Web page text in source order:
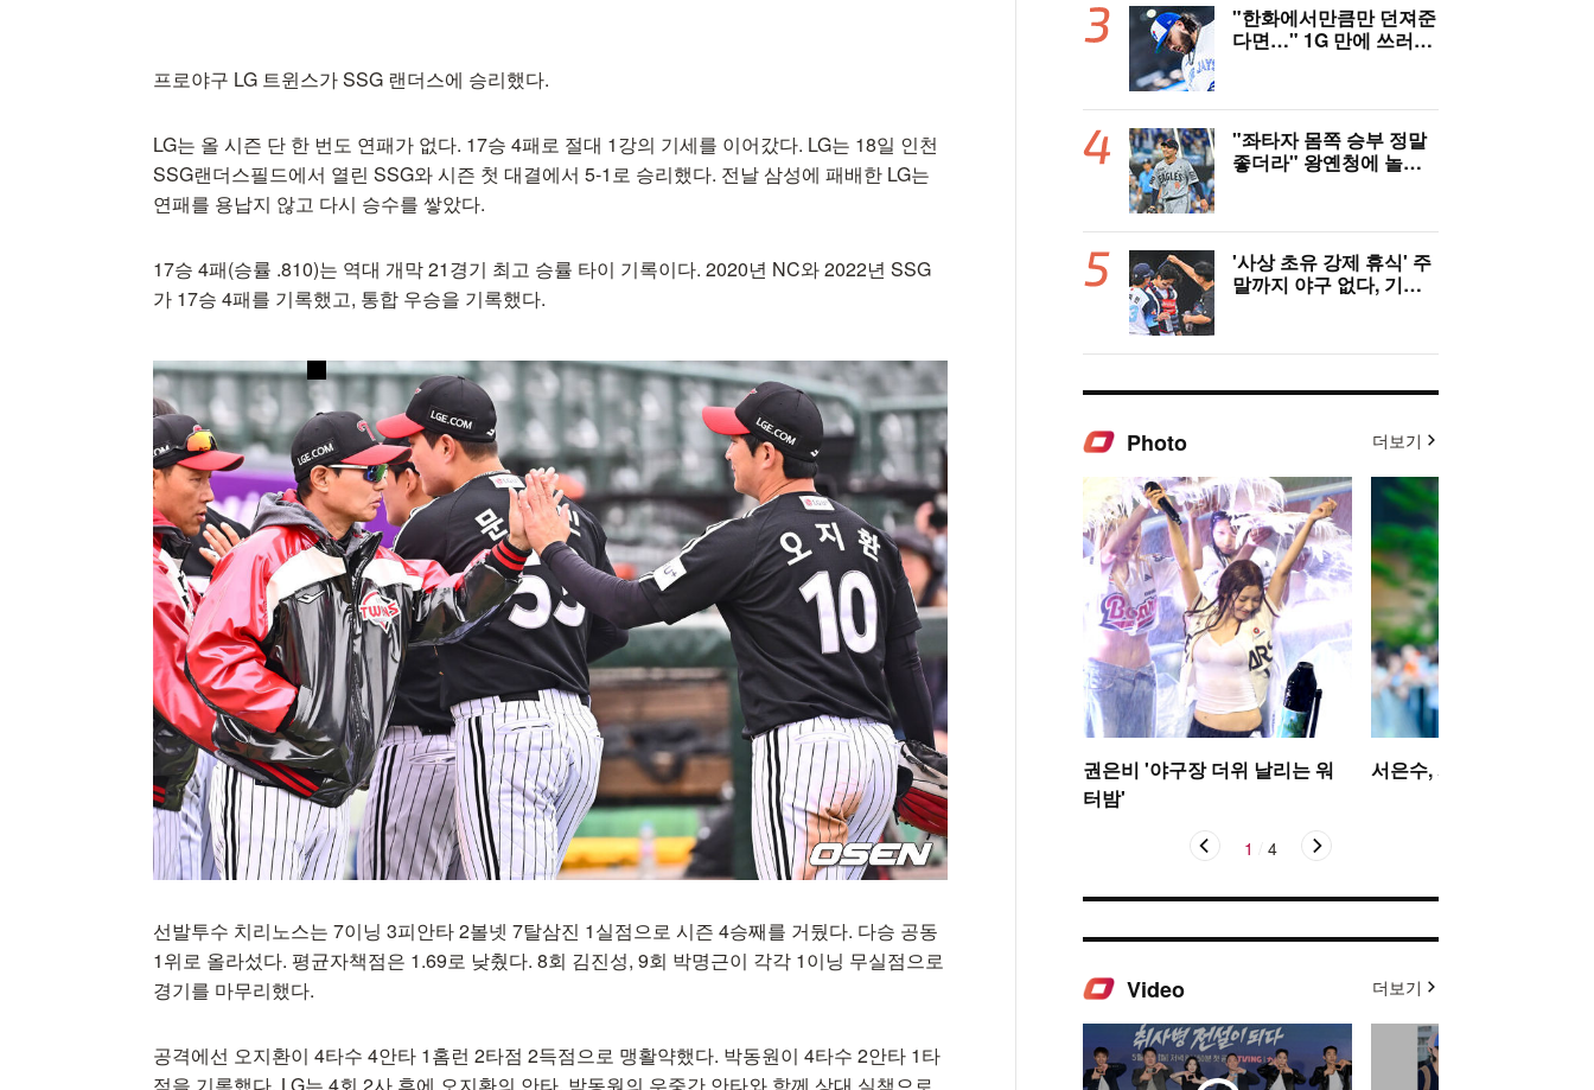
프로야구 LG 트윈스가 SSG 랜더스에 승리했다.
LG는 올 시즌 단 한 번도 연패가 없다. 17승 4패로 절대 1강의 기세를 이어갔다. LG는 18일 인천
SSG랜더스필드에서 열린 SSG와 시즌 첫 대결에서 5-1로 승리했다. 전날 삼성에 패배한 LG는
연패를 용납지 않고 다시 승수를 쌓았다.
17승 4패(승률 .810)는 역대 개막 21경기 최고 승률 타이 기록이다. 2020년 NC와 2022년 SSG
가 17승 4패를 기록했고, 통합 우승을 기록했다.
선발투수 치리노스는 7이닝 3피안타 2볼넷 7탈삼진 1실점으로 시즌 4승째를 거뒀다. 다승 공동
1위로 올라섰다. 평균자책점은 1.69로 낮췄다. 8회 김진성, 9회 박명근이 각각 1이닝 무실점으로
경기를 마무리했다.
공격에선 오지환이 4타수 4안타 1홈런 2타점 2득점으로 맹활약했다. 박동원이 4타수 2안타 1타
점을 기록했다. LG는 4회 2사 후에 오지환의 안타, 박동원의 우중간 안타와 함께 상대 실책으로
"한화에서만큼만 던져준
다면…" 1G 만에 쓰러진
"좌타자 몸쪽 승부 정말
좋더라" 왕옌청에 놀란
위 좋아지고 안정감 생겼
다" [오!쎈 대구]
'사상 초유 강제 휴식' 주
말까지 야구 없다, 기록
시 개시 [공식발표]
Photo 더보기
권은비 '야구장 더위 날리는 워
터밤'
서은수, 사뿐사뿐
1 4
Video 더보기